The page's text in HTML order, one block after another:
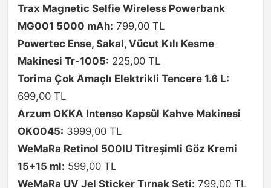
Trax Magnetic Selfie Wireless Powerbank
MG001 5000 mAh: 799,00 TL
Powertec Ense, Sakal, Vücut Kılı Kesme
Makinesi Tr-1005: 225,00 TL
Torima Çok Amaçlı Elektrikli Tencere 1.6 L:
699,00 TL
Arzum OKKA Intenso Kapsül Kahve Makinesi
OK0045: 3999,00 TL
WeMaRa Retinol 500IU Titreşimli Göz Kremi
15+15 ml: 599,00 TL
WeMaRa UV Jel Sticker Tırnak Seti: 799,00 TL